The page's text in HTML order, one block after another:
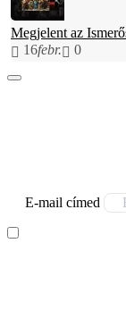
Megjelent az
16febr. 0
E-mail címed